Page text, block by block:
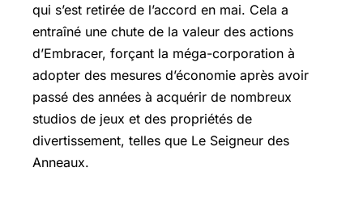
qui s’est retirée de l’accord en mai. Cela a
entraîné une chute de la valeur des actions
d’Embracer, forçant la méga-corporation à
adopter des mesures d’économie après avoir
passé des années à acquérir de nombreux
studios de jeux et des propriétés de
divertissement, telles que Le Seigneur des
Anneaux.